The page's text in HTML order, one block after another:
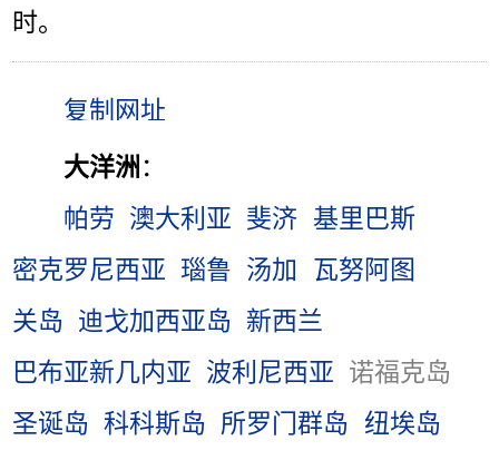
时。
大洋洲 ：
帕劳 澳大利亚 斐济 基里巴斯
密克罗尼西亚 瑙鲁 汤加
瓦努阿图
关岛 迪戈加西亚岛 新西兰
巴布亚新几内亚 波利尼西亚 诺福克岛
圣诞岛 科科斯岛 所罗门群岛 纽埃岛